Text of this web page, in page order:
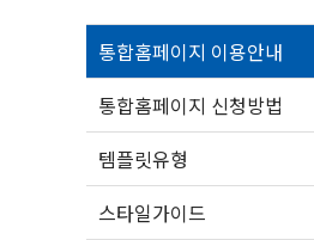
통합홈페이지 이용안내
통합홈페이지 신청방법
템플릿유형
스타일가이드